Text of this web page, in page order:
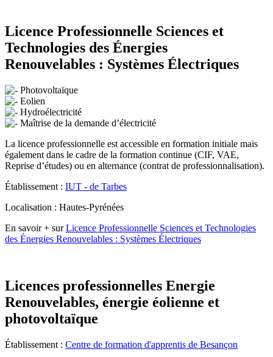
Licence Professionnelle Sciences et
Technologies des Énergies
Renouvelables : Systèmes Électriques
Photovoltaïque
Eolien
Hydroélectricité
Maîtrise de la demande d’électricité
La licence professionnelle est accessible en formation initiale mais
également dans le cadre de la formation continue (CIF, VAE,
Reprise d’études) ou en alternance (contrat de professionnalisation).
Établissement : IUT - de Tarbes
Localisation : Hautes-Pyrénées
En savoir + surLicence Professionnelle Sciences et Technologies
des Énergies Renouvelables : Systèmes Électriques
Licences professionnelles Energie
Renouvelables, énergie éolienne et
photovoltaïque
Établissement : Centre de formation d'apprentis de Besançon